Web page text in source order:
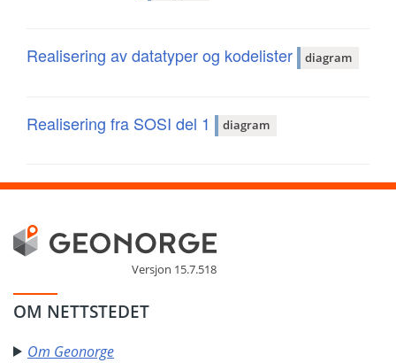
Realisering av datatyper og kodelister diagram
Realisering fra SOSI del 1 diagram